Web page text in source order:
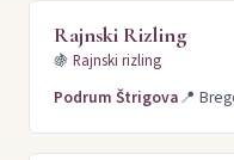
Rajnski Rizling
🍇 Rajnski rizling
Podrum Štrigova📍